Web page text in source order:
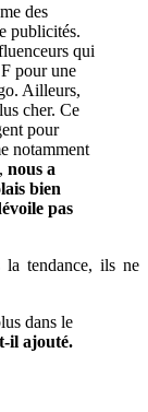
des
publicités.
qui
pour une
Ailleurs,
cher. Ce
pour
notamment
nous a
bien
pas
la tendance, ils ne
dans le
il ajouté.